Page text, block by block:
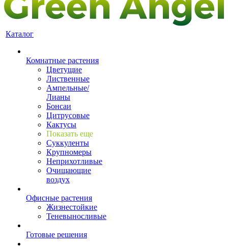
Каталог
Комнатные растения
Цветущие
Лиственные
Ампельные/
Лианы
Бонсаи
Цитрусовые
Кактусы
Показать еще
Суккуленты
Крупномеры
Неприхотливые
Очищающие
воздух
Офисные растения
Жизнестойкие
Теневыносливые
Готовые решения